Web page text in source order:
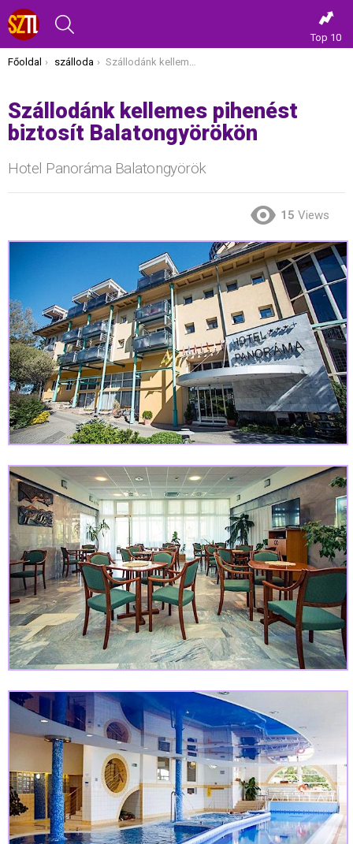
Top 10
Itt vagy most:
Főoldal szálloda Szállodánk kellemes pihenést biztosít Balatongyörökön
Szállodánk kellemes pihenést
biztosít Balatongyörökön
Hotel Panoráma Balatongyörök
15 Views